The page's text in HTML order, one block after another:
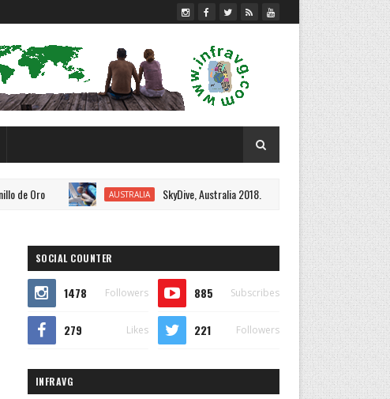
AUSTRALIA SkyDive, Australia 2018. AUSTRALIA La Gran Barrera
SOCIAL COUNTER
1478 Followers 885 Subscribes
279 Likes 221 Followers
INFRAVG